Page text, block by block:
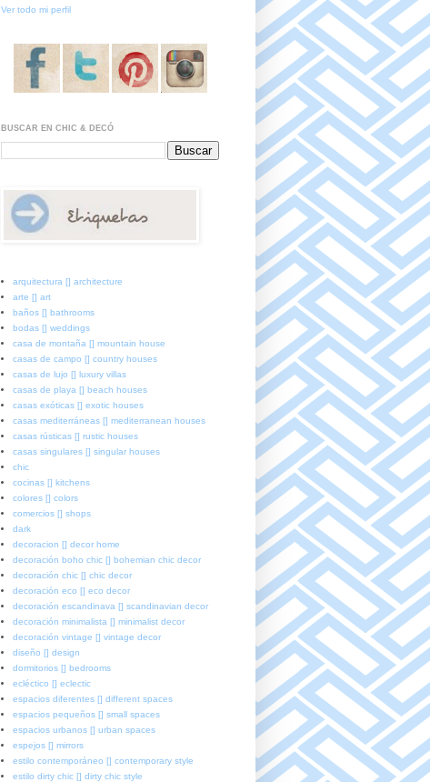
Ver todo mi perfil
BUSCAR EN CHIC & DECÓ
arquitectura [] architecture
arte [] art
baños [] bathrooms
bodas [] weddings
casa de montaña [] mountain house
casas de campo [] country houses
casas de lujo [] luxury villas
casas de playa [] beach houses
casas exóticas [] exotic houses
casas mediterráneas [] mediterranean houses
casas rústicas [] rustic houses
casas singulares [] singular houses
chic
cocinas [] kitchens
colores [] colors
comercios [] shops
dark
decoracion [] decor home
decoración boho chic [] bohemian chic decor
decoración chic [] chic decor
decoración eco [] eco decor
decoración escandinava [] scandinavian decor
decoración minimalista [] minimalist decor
decoración vintage [] vintage decor
diseño [] design
dormitorios [] bedrooms
ecléctico [] eclectic
espacios diferentes [] different spaces
espacios pequeños [] small spaces
espacios urbanos [] urban spaces
espejos [] mirrors
estilo contemporáneo [] contemporary style
estilo dirty chic [] dirty chic style